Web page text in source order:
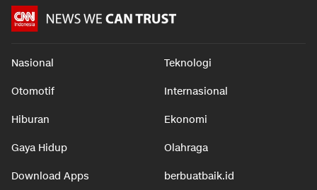
Nasional Teknologi
Otomotif Internasional
Hiburan Ekonomi
Gaya Hidup Olahraga
Download Apps berbuatbaik.id